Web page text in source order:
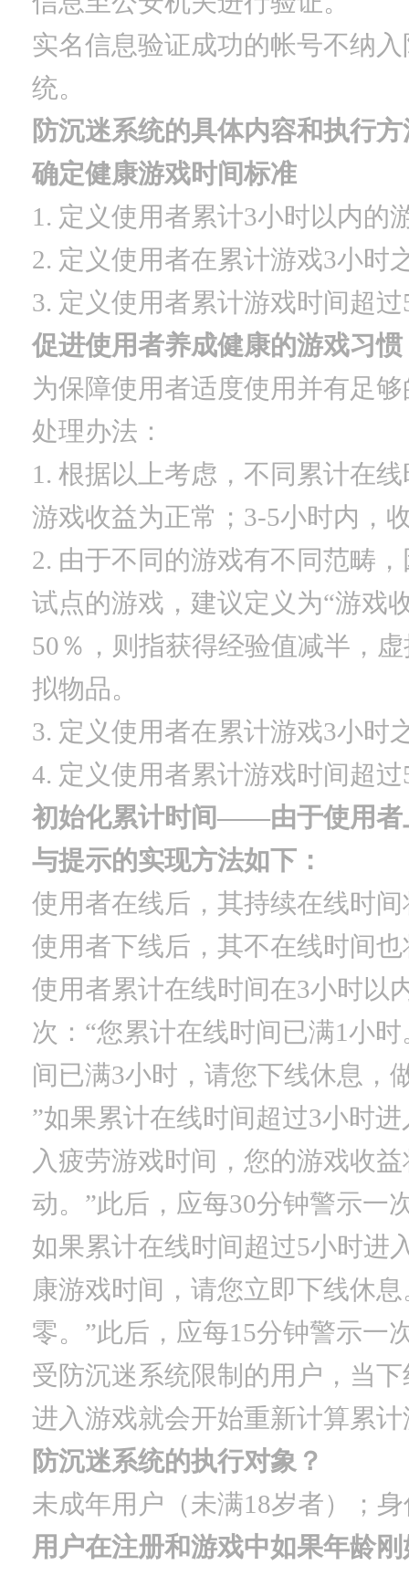
实名信息验证成功的帐号不纳
统。
防沉迷系统的具体内容和执行
确定健康游戏时间标准
1. 定义使用者累计3小时以内的
2. 定义使用者在累计游戏3小时
3. 定义使用者累计游戏时间超
促进使用者养成健康的游戏习惯
为保障使用者适度使用并有足
处理办法：
1. 根据以上考虑，不同累计在
游戏收益为正常；3-5小时内，
2. 由于不同的游戏有不同范畴
试点的游戏，建议定义为“游戏
50％，则指获得经验值减半，
拟物品。
3. 定义使用者在累计游戏3小时
4. 定义使用者累计游戏时间超
初始化累计时间——由于使用者
与提示的实现方法如下：
使用者在线后，其持续在线时
使用者下线后，其不在线时间
使用者累计在线时间在3小时以
次：“您累计在线时间已满1小
间已满3小时，请您下线休息，
”如果累计在线时间超过3小时
入疲劳游戏时间，您的游戏收
动。”此后，应每30分钟警示一
如果累计在线时间超过5小时进
康游戏时间，请您立即下线休
零。”此后，应每15分钟警示一
受防沉迷系统限制的用户，当
进入游戏就会开始重新计算累
防沉迷系统的执行对象？
未成年用户（未满18岁者）；
用户在注册和游戏中如果年龄